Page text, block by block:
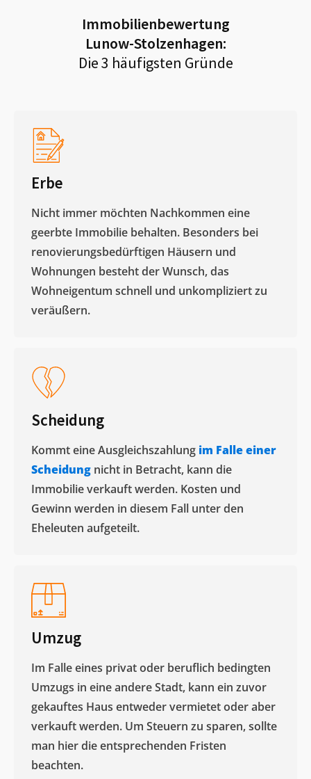
Immobilienbewertung
Lunow-Stolzenhagen:
Die 3 häufigsten Gründe
Erbe
Nicht immer möchten Nachkommen eine
geerbte Immobilie behalten. Besonders bei
renovierungsbedürftigen Häusern und
Wohnungen besteht der Wunsch, das
Wohneigentum schnell und unkompliziert zu
veräußern. ​
Scheidung
Kommt eine Ausgleichszahlung im Falle einer
Scheidung nicht in Betracht, kann die
Immobilie verkauft werden. Kosten und
Gewinn werden in diesem Fall unter den
Eheleuten aufgeteilt.​
Umzug
Im Falle eines privat oder beruflich bedingten
Umzugs in eine andere Stadt, kann ein zuvor
gekauftes Haus entweder vermietet oder aber
verkauft werden. Um Steuern zu sparen, sollte
man hier die entsprechenden Fristen
beachten.